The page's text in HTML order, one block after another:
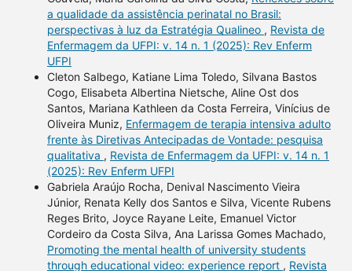
a qualidade da assistência perinatal no Brasil:
perspectivas à luz da Estratégia Qualineo , Revista de
Enfermagem da UFPI: v. 14 n. 1 (2025): Rev Enferm
UFPI
Cleton Salbego, Katiane Lima Toledo, Silvana Bastos
Cogo, Elisabeta Albertina Nietsche, Aline Ost dos
Santos, Mariana Kathleen da Costa Ferreira, Vinícius de
Oliveira Muniz, Enfermagem de terapia intensiva adulto
frente às Diretivas Antecipadas de Vontade: pesquisa
qualitativa , Revista de Enfermagem da UFPI: v. 14 n. 1
(2025): Rev Enferm UFPI
Gabriela Araújo Rocha, Denival Nascimento Vieira
Júnior, Renata Kelly dos Santos e Silva, Vicente Rubens
Reges Brito, Joyce Rayane Leite, Emanuel Victor
Cordeiro da Costa Silva, Ana Larissa Gomes Machado,
Promoting the mental health of university students
through educational video: experience report , Revista